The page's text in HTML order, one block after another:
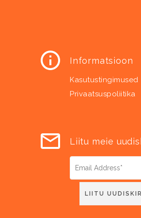
Informatsioon
Kasutustingimused
Privaatsuspoliitika
Liitu meie